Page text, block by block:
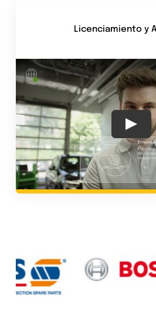
Licenciamiento y
Play